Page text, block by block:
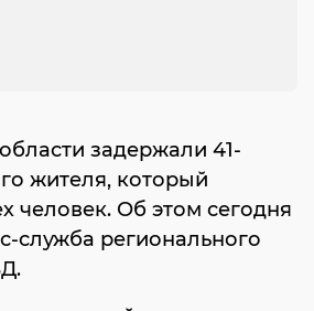
задержали 41-
жителя, который
человек. Об этом сегодня
служба регионального